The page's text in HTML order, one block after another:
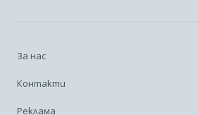
За нас
Контакти
Реклама